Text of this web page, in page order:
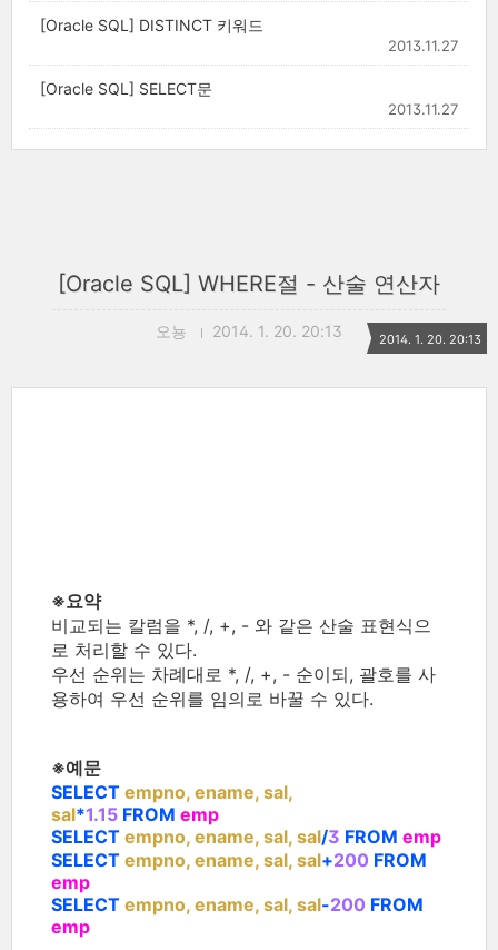
[Oracle SQL] DISTINCT 키워드
2013.11.27
[Oracle SQL] SELECT문
2013.11.27
[Oracle SQL] WHERE절 - 산술 연산자
오뇽 2014. 1. 20. 20:13 2014. 1. 20. 20:13
※요약
비교되는 칼럼을 *, /, +, - 와 같은 산술 표현식으
로 처리할 수 있다.
우선 순위는 차례대로 *, /, +, - 순이되, 괄호를 사
용하여 우선 순위를 임의로 바꿀 수 있다.
※예문
SELECT empno, ename, sal,
sal*1.15 FROM emp
SELECT empno, ename, sal, sal/3 FROM emp
SELECT empno, ename, sal, sal+200 FROM
emp
SELECT empno, ename, sal, sal-200 FROM
emp